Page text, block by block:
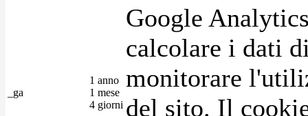
_ga
1 anno
1 mese
4 giorni
Google
calcolare i dati
monitorare
del sito. Il